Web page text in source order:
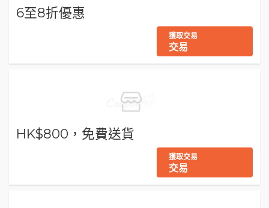
6至8折優惠
獲取交易
交易
HK$800，免費送貨
獲取交易
交易